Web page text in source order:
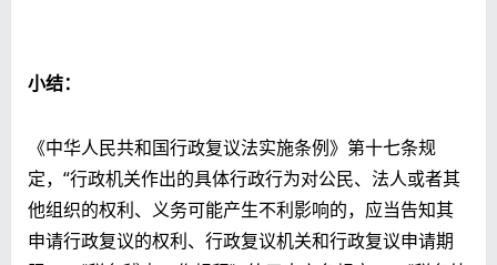
小结：
《中华人民共和国行政复议法实施条例》第十七条规
定，“行政机关作出的具体行政行为对公民、法人或者其
他组织的权利、义务可能产生不利影响的，应当告知其
申请行政复议的权利、行政复议机关和行政复议申请期